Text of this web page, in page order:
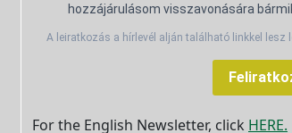
hozzájárulásom visszavonására
A leiratkozás a hírlevél alján található linkkel lesz
For the English Newsletter, click HERE.